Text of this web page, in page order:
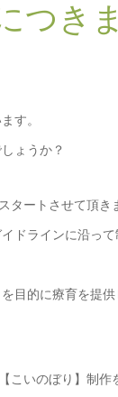
つき
す。
ょうか？
タートさせて頂
ドラインに沿っ
目的に療育を提供
こいのぼり】制